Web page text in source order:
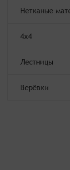
Нетканые
4x4
Лестницы
Верёвки